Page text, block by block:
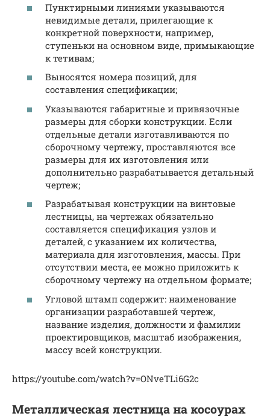
Пунктирными линиями указываются
невидимые детали, прилегающие к
конкретной поверхности, например,
ступеньки на основном виде, примыкающие
к тетивам;
Выносятся номера позиций, для
составления спецификации;
Указываются габаритные и привязочные
размеры для сборки конструкции. Если
отдельные детали изготавливаются по
сборочному чертежу, проставляются все
размеры для их изготовления или
дополнительно разрабатывается детальный
чертеж;
Разрабатывая конструкции на винтовые
лестницы, на чертежах обязательно
составляется спецификация узлов и
деталей, с указанием их количества,
материала для изготовления, массы. При
отсутствии места, ее можно приложить к
сборочному чертежу на отдельном формате;
Угловой штамп содержит: наименование
организации разработавшей чертеж,
название изделия, должности и фамилии
проектировщиков, масштаб изображения,
массу всей конструкции.
https://youtube.com/watch?v=ONveTLi6G2c
Металлическая лестница на косоурах